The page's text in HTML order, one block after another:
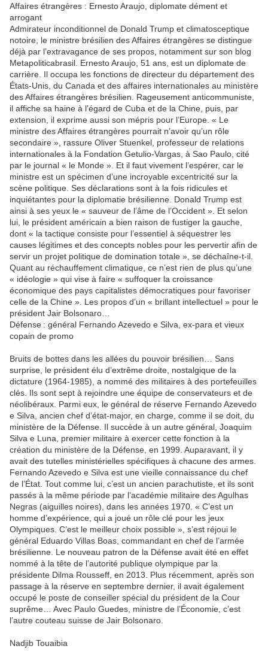
Affaires étrangères : Ernesto Araujo, diplomate dément et
arrogant
Admirateur inconditionnel de Donald Trump et climato­sceptique
notoire, le ministre brésilien des Affaires étrangères se distingue
déjà par l’extravagance de ses propos, notamment sur son blog
Metapoliticabrasil. Ernesto Araujo, 51 ans, est un diplomate de
carrière. Il occupa les fonctions de directeur du département des
États-Unis, du Canada et des affaires internationales au ministère
des Affaires étrangères brésilien. Rageusement anticommuniste,
il affiche sa haine à l’égard de Cuba et de la Chine, puis, par
extension, il exprime aussi son mépris pour l’Europe. « Le
ministre des Affaires étrangères pourrait n’avoir qu’un rôle
secondaire », rassure Oliver Stuenkel, professeur de relations
internationales à la Fondation Getulio-Vargas, à Sao Paulo, cité
par le journal « le Monde ». Et il faut vivement l’espérer, car le
ministre est un spécimen d’une incroyable excentricité sur la
scène politique. Ses déclarations sont à la fois ridicules et
inquiétantes pour la diplomatie brésilienne. Donald Trump est
ainsi à ses yeux le « sauveur de l’âme de l’Occident ». Et selon
lui, le président américain a bien raison de fustiger la gauche,
dont « la tactique consiste pour l’essentiel à séquestrer les
causes légitimes et des concepts nobles pour les pervertir afin de
servir un projet politique de domination totale », se déchaîne-t-il.
Quant au réchauffement climatique, ce n’est rien de plus qu’une
« idéologie » qui vise à faire « suffoquer la croissance
économique des pays capitalistes démocratiques pour favoriser
celle de la Chine ». Les propos d’un « brillant intellectuel » pour le
président Jair Bolsonaro…
Défense : général Fernando Azevedo e Silva, ex-para et vieux
copain de promo
Bruits de bottes dans les allées du pouvoir brésilien… Sans
surprise, le président élu d’extrême droite, nostalgique de la
dictature (1964-1985), a nommé des militaires à des portefeuilles
clés. Ils sont sept à rejoindre une équipe de conservateurs et de
néolibéraux. Parmi eux, le général de réserve Fernando Azevedo
e Silva, ancien chef d’état-major, en charge, comme il se doit, du
ministère de la Défense. Il succède à un autre général, Joaquim
Silva e Luna, premier militaire à exercer cette fonction à la
création du ministère de la Défense, en 1999. Auparavant, il y
avait des tutelles ministérielles spécifiques à chacune des armes.
Fernando Azevedo e Silva est une vieille connaissance du chef
de l’État. Tout comme lui, c’est un ancien parachutiste, et ils sont
passés à la même période par l’académie militaire des Agulhas
Negras (aiguilles noires), dans les années 1970. « C’est un
homme d’expérience, qui a joué un rôle clé pour les jeux
Olympiques. C’est le meilleur choix possible », s’est réjoui le
général Eduardo Villas Boas, commandant en chef de l’armée
brésilienne. Le nouveau patron de la Défense avait été en effet
nommé à la tête de l’autorité publique olympique par la
présidente Dilma Rousseff, en 2013. Plus récemment, après son
passage à la réserve en septembre dernier, il avait également
occupé le poste de conseiller spécial du président de la Cour
suprême… Avec Paulo Guedes, ministre de l’Économie, c’est
l’autre couteau suisse de Jair Bolsonaro.
Nadjib Touaibia